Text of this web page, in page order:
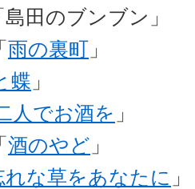
田のブンブン」
雨の裏町 」
蝶 」
人でお酒を 」
酒のやど 」
れな草をあなたに 」